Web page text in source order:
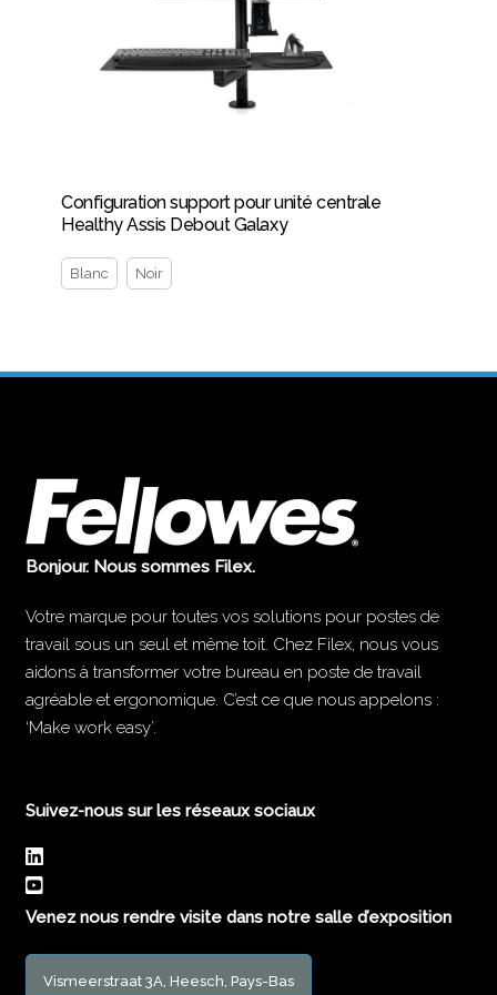
Configuration support pour unité centrale
Healthy Assis Debout Galaxy
Blanc Noir
Bonjour. Nous sommes Filex.
Votre marque pour toutes vos solutions pour postes de
travail sous un seul et même toit. Chez Filex, nous vous
aidons à transformer votre bureau en poste de travail
agréable et ergonomique. C’est ce que nous appelons :
‘Make work easy’.
Suivez-nous sur les réseaux sociaux
Venez nous rendre visite dans notre salle d’exposition
Vismeerstraat 3A, Heesch, Pays-Bas